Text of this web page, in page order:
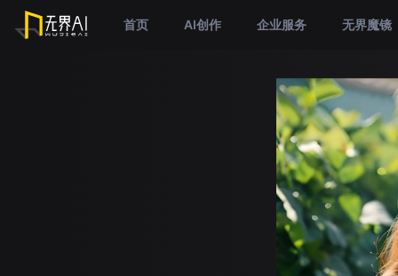
首页 AI创作 企业服务 无界魔镜